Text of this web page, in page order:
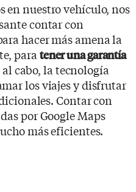
en nuestro vehículo, nos
contar con
hacer más amena la
para tener una garantía
cabo, la tecnología
los viajes y disfrutar
Contar con
por Google Maps
más eficientes.